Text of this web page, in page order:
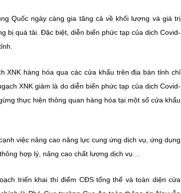
Quốc ngày càng gia tăng cả về khối lượng và giá trị
bị quá tải. Đặc biệt, diễn biến phức tạp của dịch Covid-
XNK hàng hóa qua các cửa khẩu trên địa bàn tỉnh chỉ
XNK giảm là do diễn biến phức tạp của dịch Covid-
thực hiện thông quan hàng hóa tại một số cửa khẩu
việc nâng cao năng lực cung ứng dịch vụ, ứng dụng
hợp lý, nâng cao chất lượng dịch vụ…
triển khai thí điểm CĐS tổng thể và toàn diện cửa